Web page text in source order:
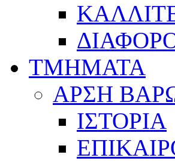
ΤΜΗΜΑΤΑ
ΑΡΣΗ
ΙΣΤΟΡΙΑ